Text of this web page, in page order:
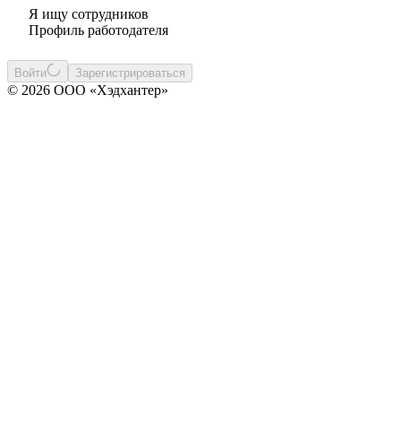
Я ищу сотрудников
Профиль работодателя
Войти Зарегистрироваться
© 2026 ООО «Хэдхантер»